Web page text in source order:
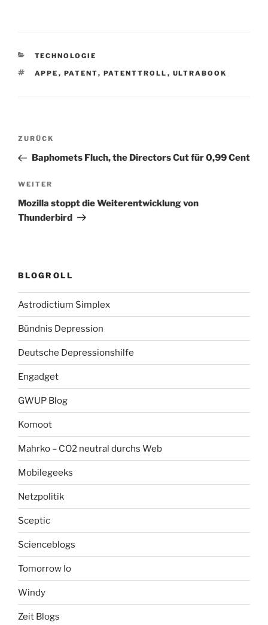
KATEGORIEN
TECHNOLOGIE
SCHLAGWÖRTER
APPE , PATENT, PATENTTROLL , ULTRABOOK
Beitragsnavigation
Vorheriger
Beitrag
ZURÜCK
Baphomets Fluch, the Directors Cut für 0,99 Cent
Nächster
Beitrag
WEITER
Mozilla stoppt die Weiterentwicklung von
Thunderbird
BLOGROLL
Astrodictium Simplex
Bündnis Depression
Deutsche Depressionshilfe
Engadget
GWUP Blog
Komoot
Mahrko – CO2 neutral durchs Web
Mobilegeeks
Netzpolitik
Sceptic
Scienceblogs
Tomorrow Io
Windy
Zeit Blogs